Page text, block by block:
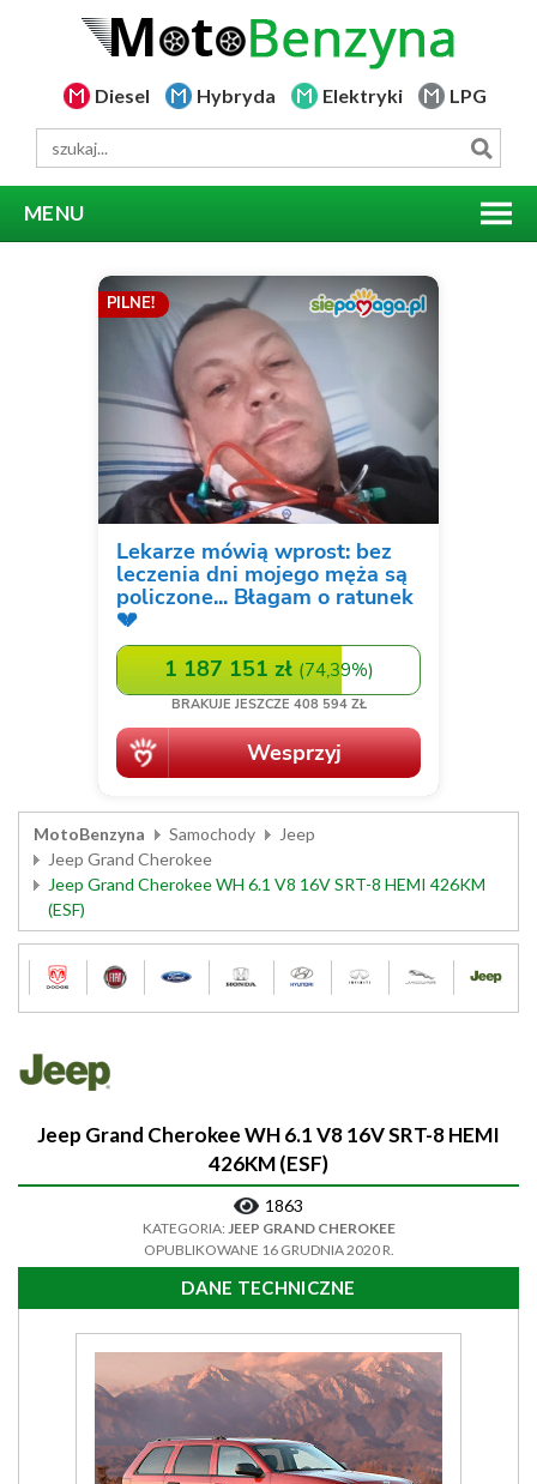
Diesel Hybryda Elektryki LPG
MENU
MotoBenzyna Samochody
Jeep
Jeep Grand Cherokee
Jeep Grand Cherokee WH 6.1 V8 16V SRT-8 HEMI 426KM
(ESF)
Jeep Grand Cherokee WH 6.1 V8 16V SRT-8 HEMI
426KM (ESF)
1863
KATEGORIA: JEEP GRAND CHEROKEE
OPUBLIKOWANE 16 GRUDNIA 2020 R.
DANE TECHNICZNE